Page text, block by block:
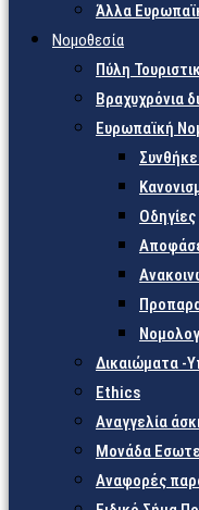
Άλλα
Νομοθεσία
Πύλη
Βραχυχρόνια
Ευρωπαϊκή
Οδηγίες
Δικαιώματα -
Ethics
Αναγγελία
Μονάδα
Αναφορές